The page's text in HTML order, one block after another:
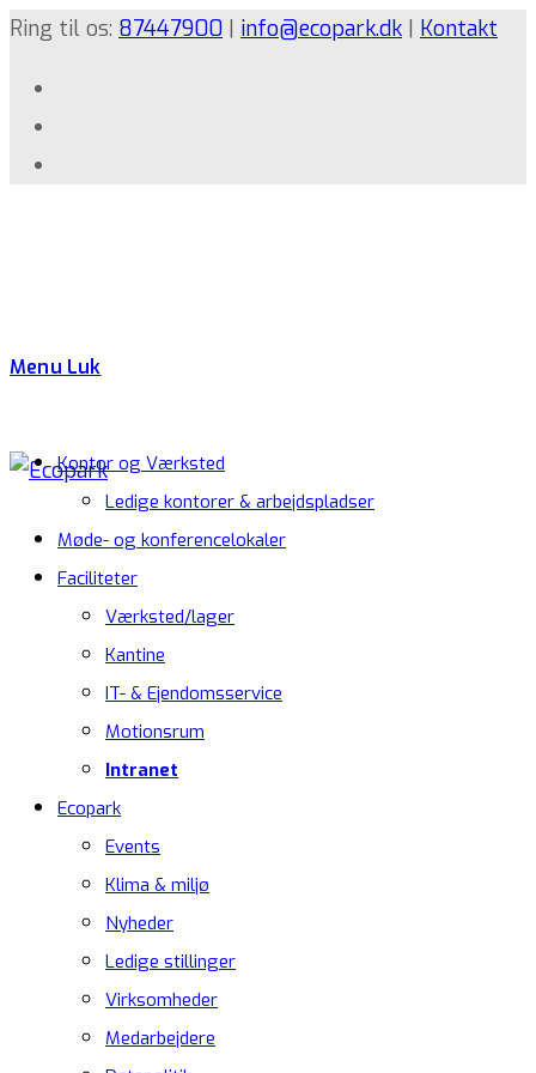
Ring til os: 87447900 | info@ecopark.dk | Kontakt
Menu Luk
Kontor og Værksted
Ledige kontorer & arbejdspladser
Møde- og konferencelokaler
Faciliteter
Værksted/lager
Kantine
IT- & Ejendomsservice
Motionsrum
Intranet
Ecopark
Events
Klima & miljø
Nyheder
Ledige stillinger
Virksomheder
Medarbejdere